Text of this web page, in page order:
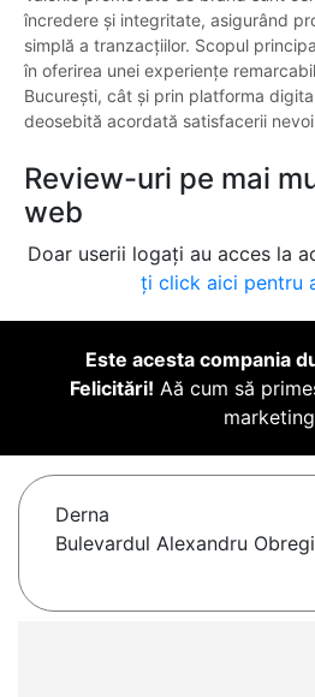
încredere și integritate, asigurând
simplă a tranzacțiilor. Scopul
în oferirea unei experiențe
București, cât și prin platforma
deosebită acordată satisfacerii
Review-uri pe mai
web
Doar userii logați au acces la
ți click aici pentru
Este acesta compania
Felicitări! Aă cum să
marketing
Derna
Bulevardul Alexandru